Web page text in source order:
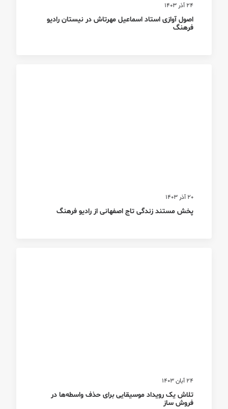
24 آذر 1403
اصول آوازی استاد اسماعیل مهرتاش در نیستان رادیو
فرهنگ
20 آذر 1403
پخش مستند زندگی تاج اصفهانی از رادیو فرهنگ
24 آبان 1403
تلاش یک رویداد موسیقایی برای حذف واسطه‌ها در
فروش ساز